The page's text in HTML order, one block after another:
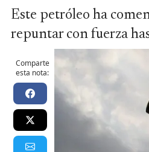
Este petróleo ha
repuntar con fuerza
Comparte
esta nota: